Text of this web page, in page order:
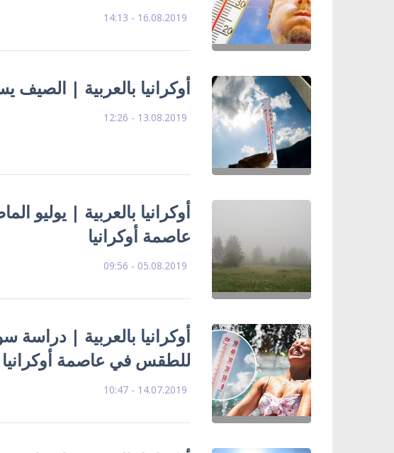
16.08.2019 - 14:13
أوكرانيا بالعربية | الصيف
13.08.2019 - 12:26
عاصمة أوكرانيا
05.08.2019 - 09:56
أوكرانيا بالعربية | دراسة
للطقس في عاصمة أوكرانيا في
14.07.2019 - 10:47